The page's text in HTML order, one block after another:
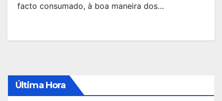
facto consumado, à boa maneira dos…
Última Hora